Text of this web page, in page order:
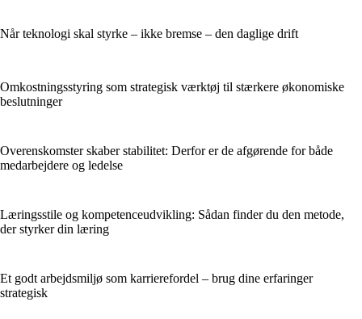
Når teknologi skal styrke – ikke bremse – den daglige drift
Omkostningsstyring som strategisk værktøj til stærkere økonomiske
beslutninger
Overenskomster skaber stabilitet: Derfor er de afgørende for både
medarbejdere og ledelse
Læringsstile og kompetenceudvikling: Sådan finder du den metode,
der styrker din læring
Et godt arbejdsmiljø som karrierefordel – brug dine erfaringer
strategisk